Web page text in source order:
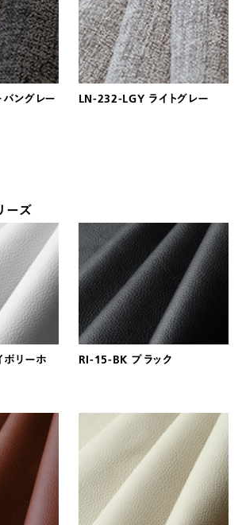
ングレー LN-232-LGY ライトグレー
ーズ
リーホ
RI-15-BK ブラック